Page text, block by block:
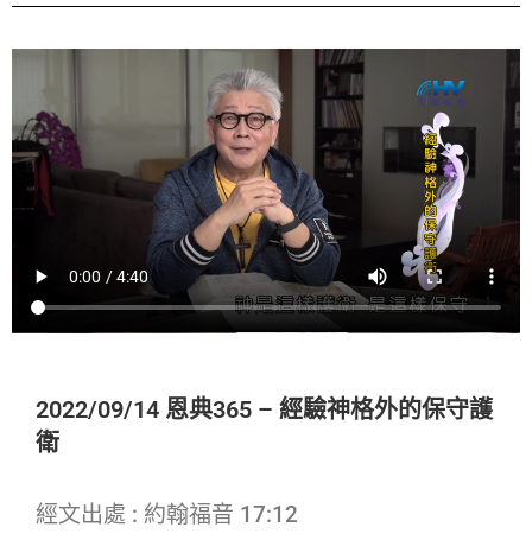
2022/09/14 恩典365 – 經驗神格外的保守護
衛
經文出處 : 約翰福音 17:12